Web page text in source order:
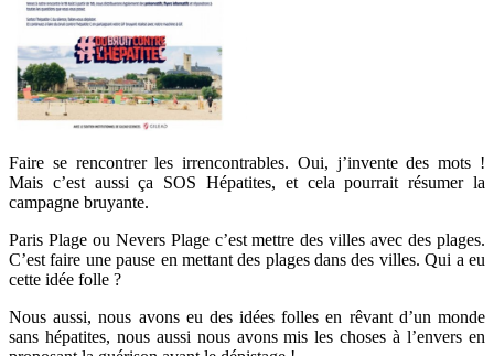
Faire se rencontrer les irrencontrables. Oui, j’invente des mots !
Mais c’est aussi ça SOS Hépatites, et cela pourrait résumer la
campagne bruyante.
Paris Plage ou Nevers Plage c’est mettre des villes avec des plages.
C’est faire une pause en mettant des plages dans des villes. Qui a eu
cette idée folle ?
Nous aussi, nous avons eu des idées folles en rêvant d’un monde
sans hépatites, nous aussi nous avons mis les choses à l’envers en